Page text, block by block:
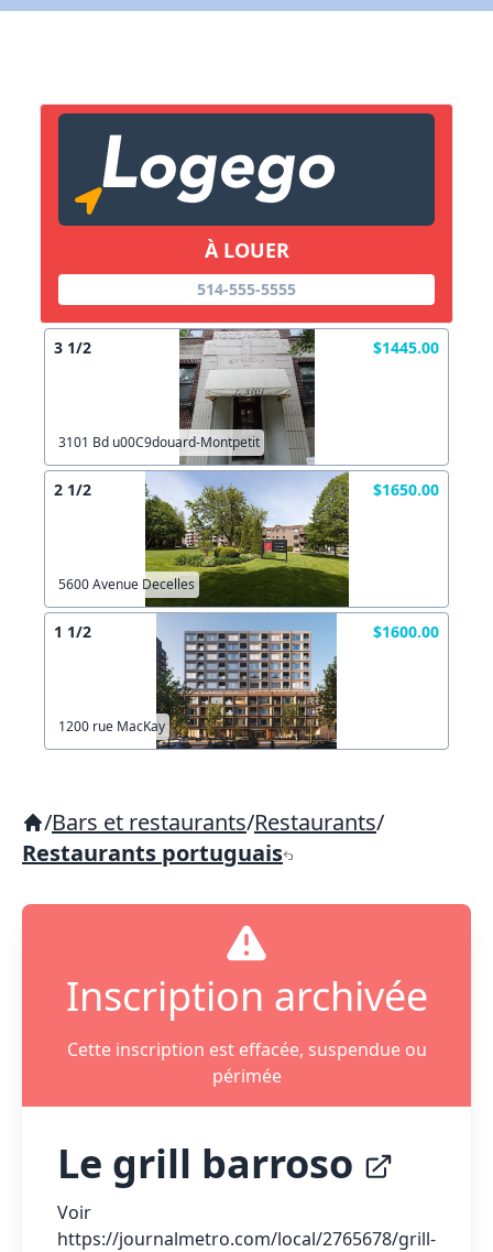
À LOUER
514-555-5555
3 1/2 $1445.00
3101 Bd u00C9douard-Montpetit
2 1/2 $1650.00
5600 Avenue Decelles
1 1/2 $1600.00
1200 rue MacKay
/Bars et restaurants/Restaurants/
Restaurants portuguais
Inscription archivée
Cette inscription est effacée, suspendue ou
périmée
Le grill barroso
Voir
https://journalmetro.com/local/2765678/grill-
X Fermer Envoyez
Copier lien